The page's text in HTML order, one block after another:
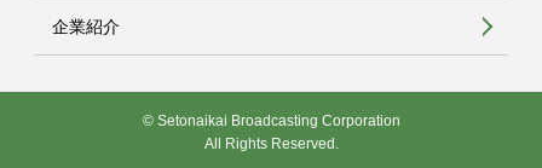
企業紹介
© Setonaikai Broadcasting Corporation
All Rights Reserved.